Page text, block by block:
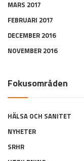
MARS 2017
FEBRUARI 2017
DECEMBER 2016
NOVEMBER 2016
Fokusområden
HÄLSA OCH SANITET
NYHETER
SRHR